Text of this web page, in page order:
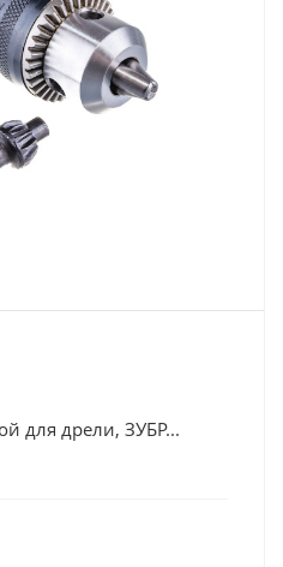
для дрели, ЗУБР...